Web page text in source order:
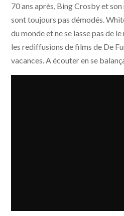
70 ans après, Bing Crosby et
sont toujours pas démodés.
du monde et ne se lasse pas de
les rediffusions de films de De
vacances. A écouter en se